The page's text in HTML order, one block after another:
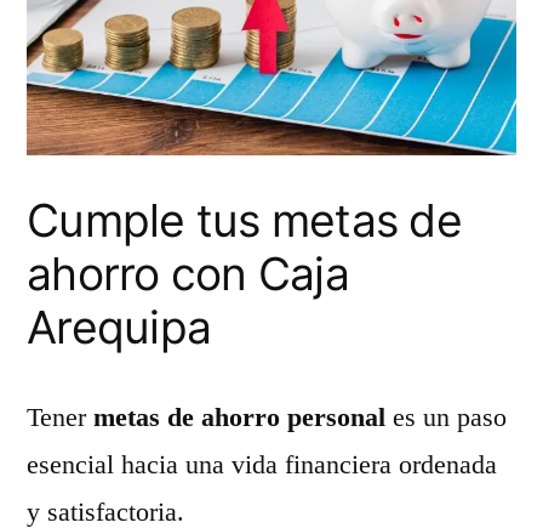
Cumple tus metas de
ahorro con Caja
Arequipa
Tener metas de ahorro personal es un paso
esencial hacia una vida financiera ordenada
y satisfactoria.